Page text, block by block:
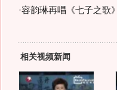
·容韵琳再唱《七子之歌
相关视频新闻